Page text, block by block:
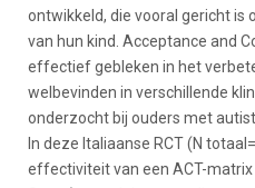
ontwikkeld, die vooral gericht is
van hun kind. Acceptance and
effectief gebleken in het
welbevinden in verschillende
onderzocht bij ouders met
In deze Italiaanse RCT (N
effectiviteit van een ACT-